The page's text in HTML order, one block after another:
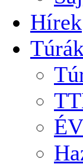
Hírek
Túrák